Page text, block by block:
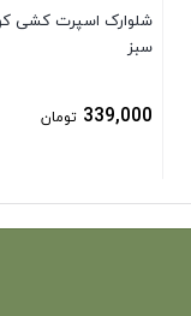
شلوارک اسپرت کشی
سبز
339,000 تومان